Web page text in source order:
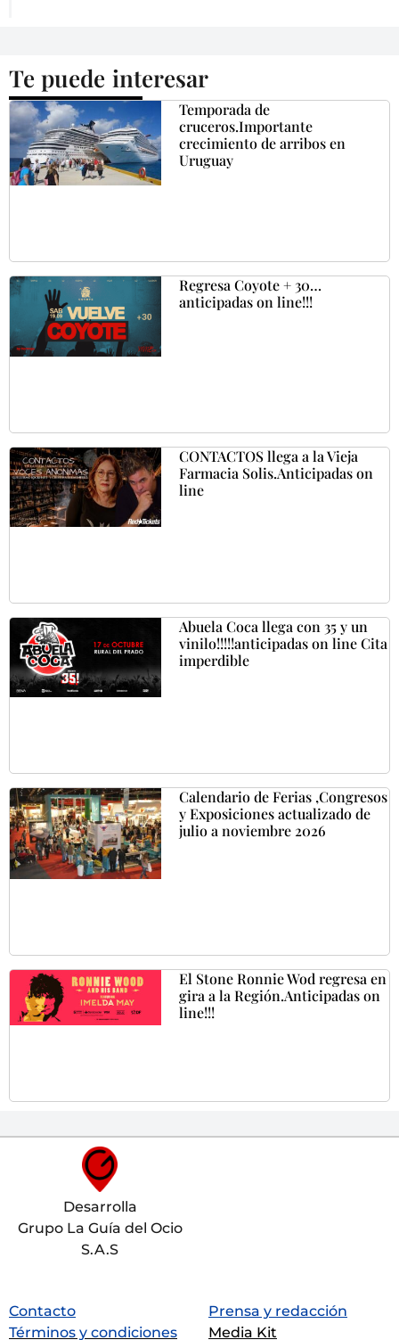
Te puede interesar
Temporada de
cruceros.Importante
crecimiento de arribos en
Uruguay
Regresa Coyote + 30…
anticipadas on line!!!
CONTACTOS llega a la Vieja
Farmacia Solis.Anticipadas on
line
Abuela Coca llega con 35 y un
vinilo!!!!!anticipadas on line Cita
imperdible
Calendario de Ferias ,Congresos
y Exposiciones actualizado de
julio a noviembre 2026
El Stone Ronnie Wod regresa en
gira a la Región.Anticipadas on
line!!!
Desarrolla
Grupo La Guía del Ocio
S.A.S
Contacto
Términos y condiciones
Prensa y redacción
Media Kit